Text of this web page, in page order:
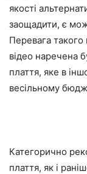
якості
заощадити, є
Перевага такого
відео наречена
плаття, яке в
весільному
Категорично
плаття, як і